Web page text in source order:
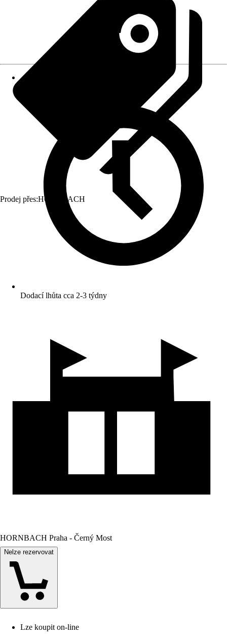
Prodej přes:HORNBACH
Dodací lhůta cca 2-3 týdny
HORNBACH Praha - Černý Most
Nelze rezervovat
Lze koupit on-line